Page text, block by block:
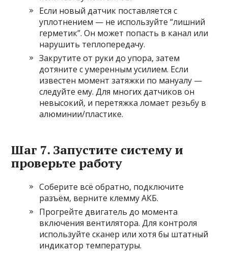
Если новый датчик поставляется с
уплотнением — не используйте “лишний
герметик”. Он может попасть в канал или
нарушить теплопередачу.
Закрутите от руки до упора, затем
дотяните с умеренным усилием. Если
известен момент затяжки по мануалу —
следуйте ему. Для многих датчиков он
невысокий, и перетяжка ломает резьбу в
алюминии/пластике.
Шаг 7. Запустите систему и
проверьте работу
Соберите всё обратно, подключите
разъём, верните клемму АКБ.
Прогрейте двигатель до момента
включения вентилятора. Для контроля
используйте сканер или хотя бы штатный
индикатор температуры.